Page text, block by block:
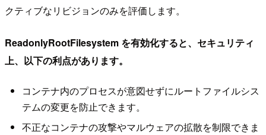
クティブなリビジョンのみを評価します。
ReadonlyRootFilesystem を有効化すると、セキュリティ
上、以下の利点があります。
コンテナ内のプロセスが意図せずにルートファイルシス
テムの変更を防止できます。
不正なコンテナの攻撃やマルウェアの拡散を制限できま